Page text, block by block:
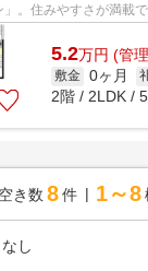
。住みやすさが満載
綺麗で設備...
5.2万円 (管
敷金 0ヶ月
2階 / 2LDK /
空き数 8 件 1～8
なし